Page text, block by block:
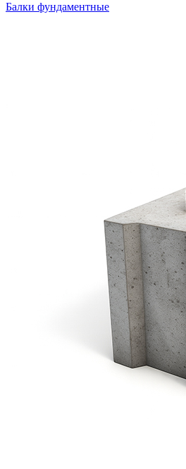
Балки фундаментные